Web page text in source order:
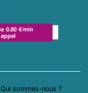
Qui sommes-nous ?